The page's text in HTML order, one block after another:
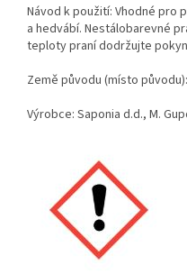
Návod k použití: Vhodné pro
a hedvábí. Nestálobarevné
teploty praní dodržujte
Země původu (místo
Výrobce: Saponia d.d., M.